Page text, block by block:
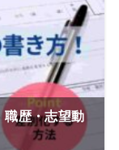
職歴・志望動